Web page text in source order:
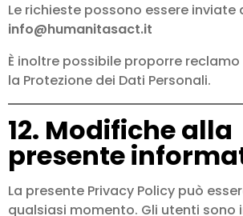
Le richieste possono essere inviate
info@humanitasact.it
È inoltre possibile proporre
la Protezione dei Dati Personali.
12. Modifiche alla
presente
La presente Privacy Policy può
qualsiasi momento. Gli utenti sono